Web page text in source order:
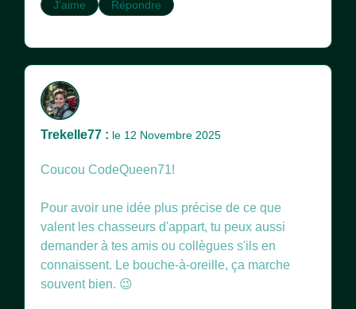
J'aime Répondre
Trekelle77 : le 12 Novembre 2025
Coucou CodeQueen71!
Pour avoir une idée plus précise de ce que
valent les chasseurs d'appart, tu peux aussi
demander à tes amis ou collègues s'ils en
connaissent. Le bouche-à-oreille, ça marche
souvent bien. 😉